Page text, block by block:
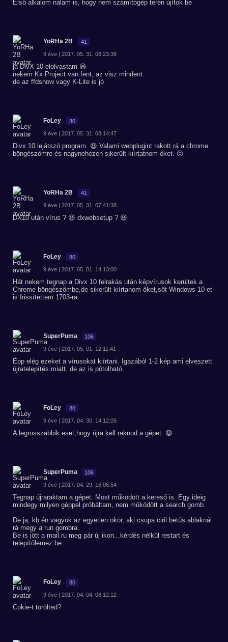
Első alkalom nálam is, hogy nem számítógép terén újítok be
YoRHa 2B 41
9 éve | 2017. 05. 31. 08:23:38
ja DivX 10 elolvastam 😆
nekem Kx Project van fent, az visz mindent.
de az ffdshow vagy K-Lite is jó
FoLey 80
9 éve | 2017. 05. 31. 08:14:47
Divx 10 lejátszó program. 😆 Valami webplugint rakott rá a chrome
böngészőmre és nagynehezen sikerült kiírtatnom őket. 😜
YoRHa 2B 41
9 éve | 2017. 05. 31. 07:41:38
DX10 után vírus ? 😃 dxwebsetup ? 😃
FoLey 80
9 éve | 2017. 05. 01. 14:13:00
Hát nekem tegnap a Divx 10 felrakás után képvírusok kerültek a
Chrome böngészőmbe,de sikerült kiírtanom őket,sőt Windows 10-et
is frissítettem 1703-ra.
SuperPuma 106
9 éve | 2017. 05. 01. 12:11:41
Épp elég ezeket a vírusokat kiírtani. Igazából 1-2 kép ami elveszett
újratelepítés miatt, de az is pótolható.
FoLey 80
9 éve | 2017. 04. 30. 14:12:05
A legrosszabbik eset,hogy újra kell raknod a gépet. 😆
SuperPuma 106
9 éve | 2017. 04. 29. 16:06:54
Tegnap újraraktam a gépet. Most működött a kereső is. Egy ideig
mindegy milyen géppel próbáltam, nem működött a search gomb.
De ja, kb én vagyok az egyetlen ökör, aki csupa ciril betűs ablaknál
rá megy a run gombra.
Be is jött a mail.ru meg pár új ikon...kérdés nélkül restart és
telepítőlemez be
FoLey 80
9 éve | 2017. 04. 04. 08:12:12
Cokie-t törölted?